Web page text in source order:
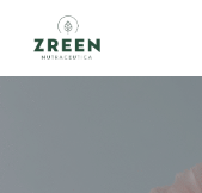
main
Cart